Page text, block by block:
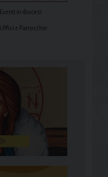
Eventi in diocesi
Uffici e Parrocchie